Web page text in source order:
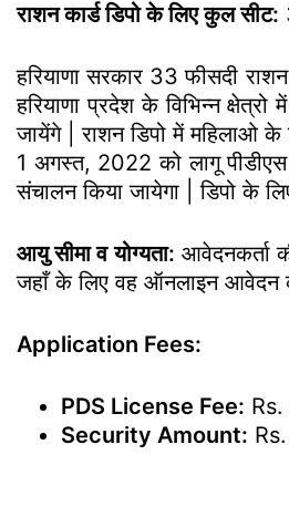
राशन कार्ड डिपो के लिए कुल सीट:
हरियाणा सरकार 33 फीसदी
हरियाणा प्रदेश के विभिन्न
जायेंगे | राशन डिपो में महिलाओ के
1 अगस्त, 2022 को लागू
संचालन किया जायेगा | डिपो के
आयु सीमा व योग्यता: आवेदनकर्ता
जहाँ के लिए वह ऑनलाइन आवेदन
Application Fees:
PDS License Fee:
Security Amount: